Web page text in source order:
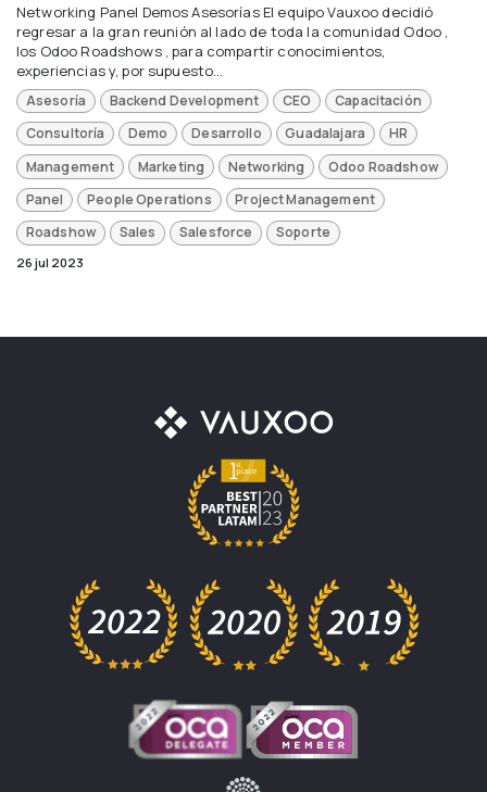
Networking Panel Demos Asesorías El equipo Vauxoo decidió
regresar a la gran reunión al lado de toda la comunidad Odoo ,
los Odoo Roadshows , para compartir conocimientos,
experiencias y, por supuesto...
Asesoría Backend Development CEO
Capacitación
Consultoría
Demo Desarrollo Guadalajara
HR
Management
Marketing Networking
Odoo Roadshow
Panel
People Operations
Project Management
Roadshow
Sales Salesforce Soporte
26 jul 2023